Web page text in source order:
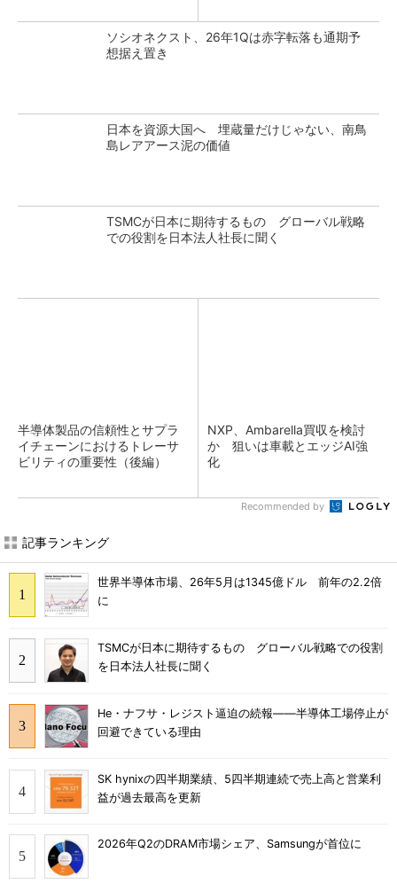
ソシオネクスト、26年1Qは赤字転落も通期予
想据え置き
日本を資源大国へ 埋蔵量だけじゃない、南鳥
島レアアース泥の価値
TSMCが日本に期待するもの グローバル戦略
での役割を日本法人社長に聞く
半導体製品の信頼性とサプラ
イチェーンにおけるトレーサ
ビリティの重要性（後編）
NXP、Ambarella買収を検討
か 狙いは車載とエッジAI強
化
Recommended by
記事ランキング
世界半導体市場、26年5月は1345億ドル 前年の2.2倍
に
TSMCが日本に期待するもの グローバル戦略での役割
を日本法人社長に聞く
He・ナフサ・レジスト逼迫の続報――半導体工場停止が
回避できている理由
SK hynixの四半期業績、5四半期連続で売上高と営業利
益が過去最高を更新
2026年Q2のDRAM市場シェア、Samsungが首位に